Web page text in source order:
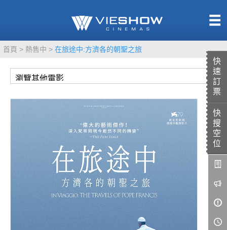
快
速
訂
票
快
搜
空
位
首頁 熱售中 在旅途中:方濟各的朝聖之旅
熱售中
MUCROWN
VR 演唱會
GOLD CLASS
AD口述影像
UNICORN